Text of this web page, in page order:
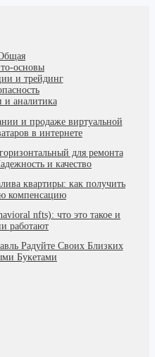
основы
и трейдинг
и аналитика
и продаже виртуальной
в интернете
для ремонта
и качество
квартиры: как получить
компенсацию
nfts): что это такое и
работают
Радуйте Своих Близких
Букетами